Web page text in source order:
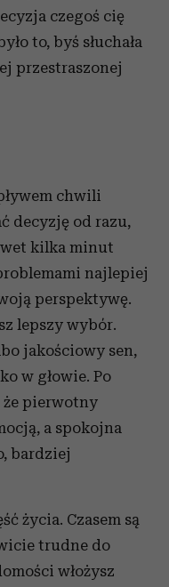
czegoś cię
to, byś słuchała
przestraszonej
chwili
decyzję od razu,
kilka minut
najlepiej
perspektywę.
lepszy wybór.
jakościowy sen,
w głowie. Po
że pierwotny
a spokojna
bardziej
życia. Czasem są
trudne do
włożysz